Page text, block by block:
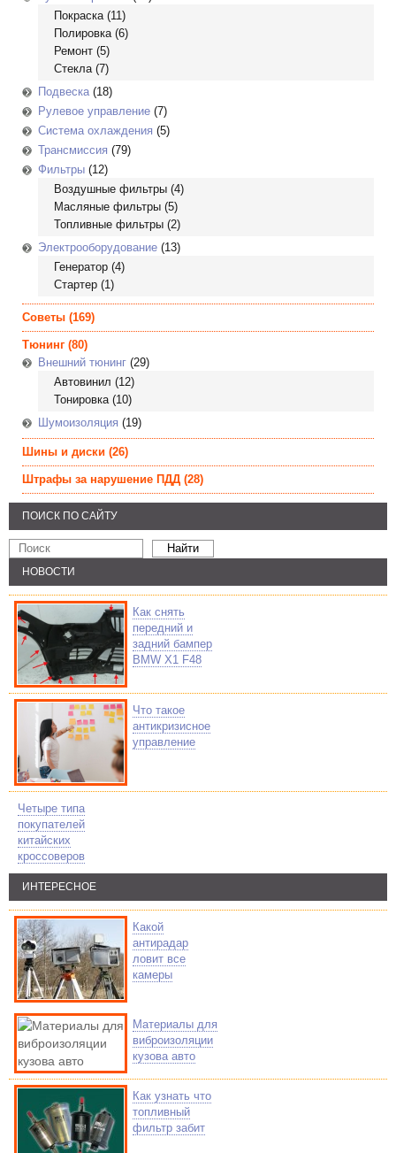
Покраска(11)
Полировка(6)
Ремонт (5)
Стекла(7)
Подвеска(18)
Рулевое управление (7)
Система охлаждения (5)
Трансмиссия (79)
Фильтры (12)
Воздушные фильтры (4)
Масляные фильтры (5)
Топливные фильтры (2)
Электрооборудование (13)
Генератор (4)
Стартер (1)
Советы (169)
Тюнинг (80)
Внешний тюнинг (29)
Автовинил (12)
Тонировка(10)
Шумоизоляция (19)
Шины и диски (26)
Штрафы за нарушение ПДД (28)
ПОИСК ПО САЙТУ
НОВОСТИ
Как снять
передний и
задний бампер
BMW X1 F48
Что такое
антикризисное
управление
Четыре типа
покупателей
китайских
кроссоверов
ИНТЕРЕСНОЕ
Какой
антирадар
ловит все
камеры
Материалы для
виброизоляции
кузова авто
Как узнать что
топливный
фильтр забит